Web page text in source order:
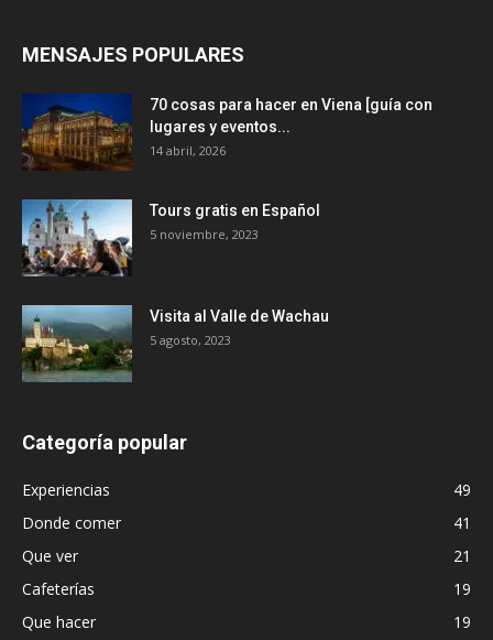
MENSAJES POPULARES
70 cosas para hacer en Viena [guía con
lugares y eventos...
14 abril, 2026
Tours gratis en Español
5 noviembre, 2023
Visita al Valle de Wachau
5 agosto, 2023
Categoría popular
Experiencias
49
Donde comer
41
Que ver
21
Cafeterías
19
Que hacer
19